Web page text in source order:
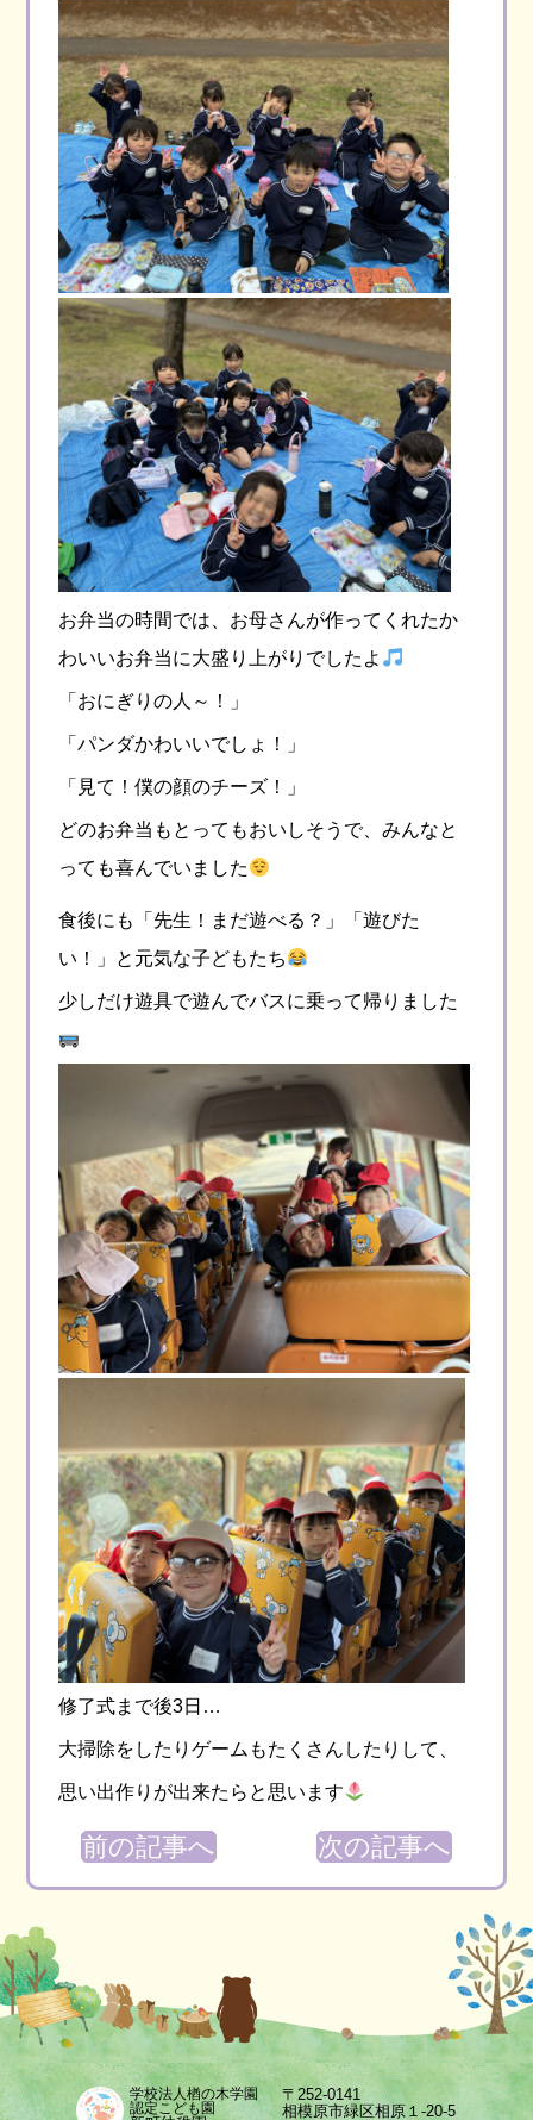
お弁当の時間では、お母さんが作ってくれたか
わいいお弁当に大盛り上がりでしたよ
「おにぎりの人～！」
「パンダかわいいでしょ！」
「見て！僕の顔のチーズ！」
どのお弁当もとってもおいしそうで、みんなと
っても喜んでいました
食後にも「先生！まだ遊べる？」「遊びた
い！」と元気な子どもたち
少しだけ遊具で遊んでバスに乗って帰りました
修了式まで後3日…
大掃除をしたりゲームもたくさんしたりして、
思い出作りが出来たらと思います
前の記事へ 次の記事へ
学校法人楢の木学園
認定こども園
〒252-0141
相模原市緑区相原１-20-5